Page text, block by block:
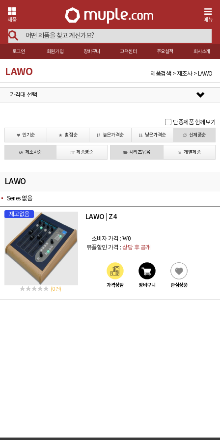
제품 메뉴
로그인 회원가입 장바구니 고객센터 주요실적 회사소개
LAWO 제품검색 > 제조사 > LAWO
가격대 선택
단종제품 함께보기
인기순 별점순 높은가격순 낮은가격순 신제품순
제조사순 제품명순 시리즈묶음 개별제품
LAWO
Series 없음
재고없음
(0 건)
LAWO Z4
소비자 가격 : ₩0
뮤플할인 가격 : 상담 후 공개
가격상담 장바구니 관심상품